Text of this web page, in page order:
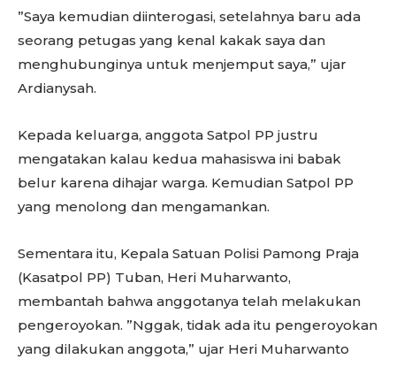
”Saya kemudian diinterogasi, setelahnya baru ada
seorang petugas yang kenal kakak saya dan
menghubunginya untuk menjemput saya,” ujar
Ardianysah.
Kepada keluarga, anggota Satpol PP justru
mengatakan kalau kedua mahasiswa ini babak
belur karena dihajar warga. Kemudian Satpol PP
yang menolong dan mengamankan.
Sementara itu, Kepala Satuan Polisi Pamong Praja
(Kasatpol PP) Tuban, Heri Muharwanto,
membantah bahwa anggotanya telah melakukan
pengeroyokan. ”Nggak, tidak ada itu pengeroyokan
yang dilakukan anggota,” ujar Heri Muharwanto